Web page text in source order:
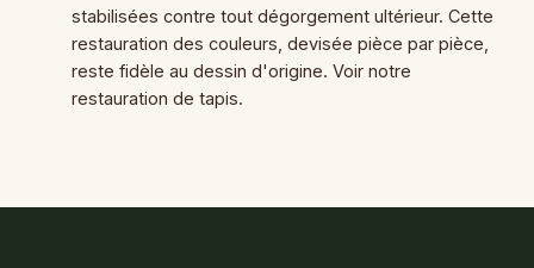
stabilisées contre tout dégorgement ultérieur. Cette
restauration des couleurs, devisée pièce par pièce,
reste fidèle au dessin d'origine. Voir notre
restauration de tapis.